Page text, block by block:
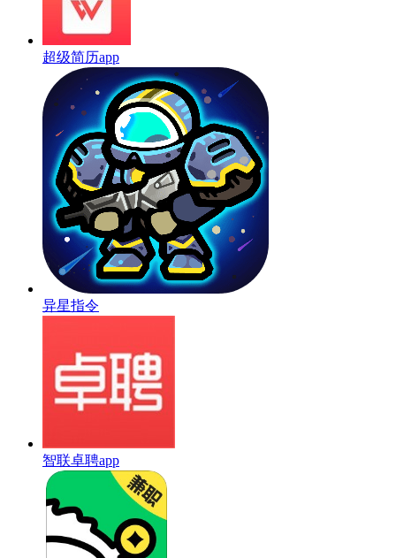
超级简历app
异星指令
智联卓聘app